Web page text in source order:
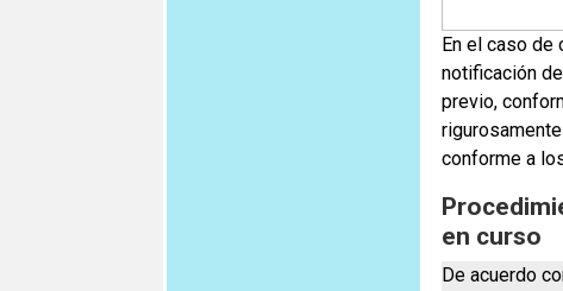
En el caso de
notificación
previo,
conforme a
en curso
De acuerdo